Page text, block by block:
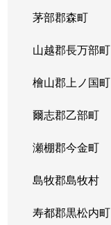
茅部郡森町
山越郡長万部町
檜山郡上ノ国町
爾志郡乙部町
瀬棚郡今金町
島牧郡島牧村
寿都郡黒松内町